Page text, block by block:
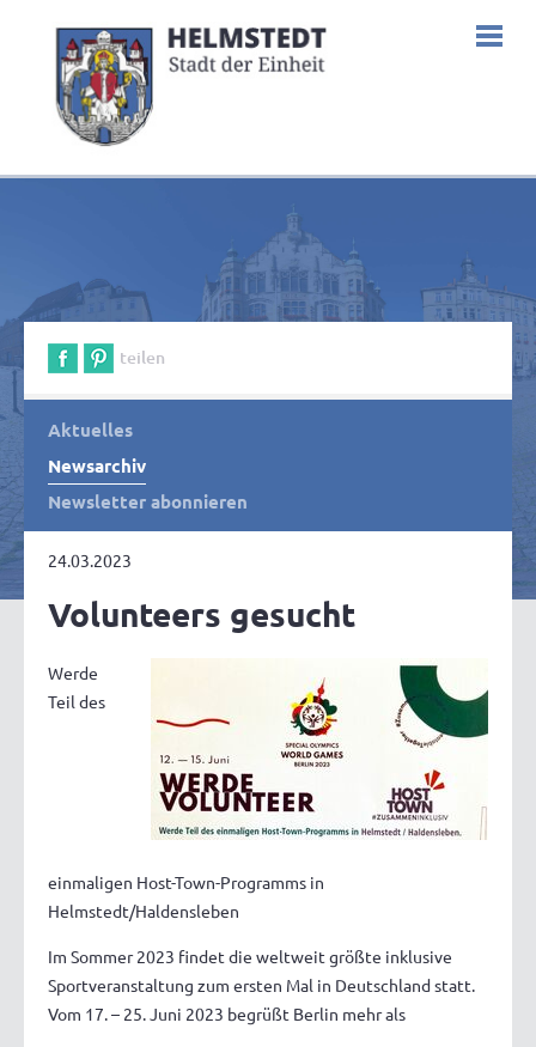
teilen
Aktuelles
Newsarchiv
Newsletter abonnieren
24.03.2023
Volunteers gesucht
Werde
Teil des
einmaligen Host-Town-Programms in
Helmstedt/Haldensleben
Im Sommer 2023 findet die weltweit größte inklusive
Sportveranstaltung zum ersten Mal in Deutschland statt.
Vom 17. – 25. Juni 2023 begrüßt Berlin mehr als